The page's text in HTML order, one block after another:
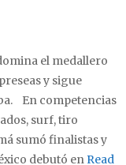
el medallero
y sigue
En competencias
surf, tiro
sumó finalistas y
debutó enRead